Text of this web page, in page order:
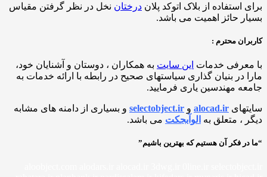
استفاده از بلاک اتوکد پلان درختان نخل در نظر گرفتن مقیاس
حائز اهمیت می باشد.
محترم :
خدماتاین سایتبه همکاران ، دوستان و آشنایان خود،
در بنیان گذاری سیاستهای صحیح در رابطه با ارائه خدمات به
مهندسین یاری فرمایید.
alocad.ir وselectobject.ir و بسیاری از دامنه های مشابه
، متعلق بهالوآبجکت می باشد.
فکر آن هستیم که بهترین باشیم”